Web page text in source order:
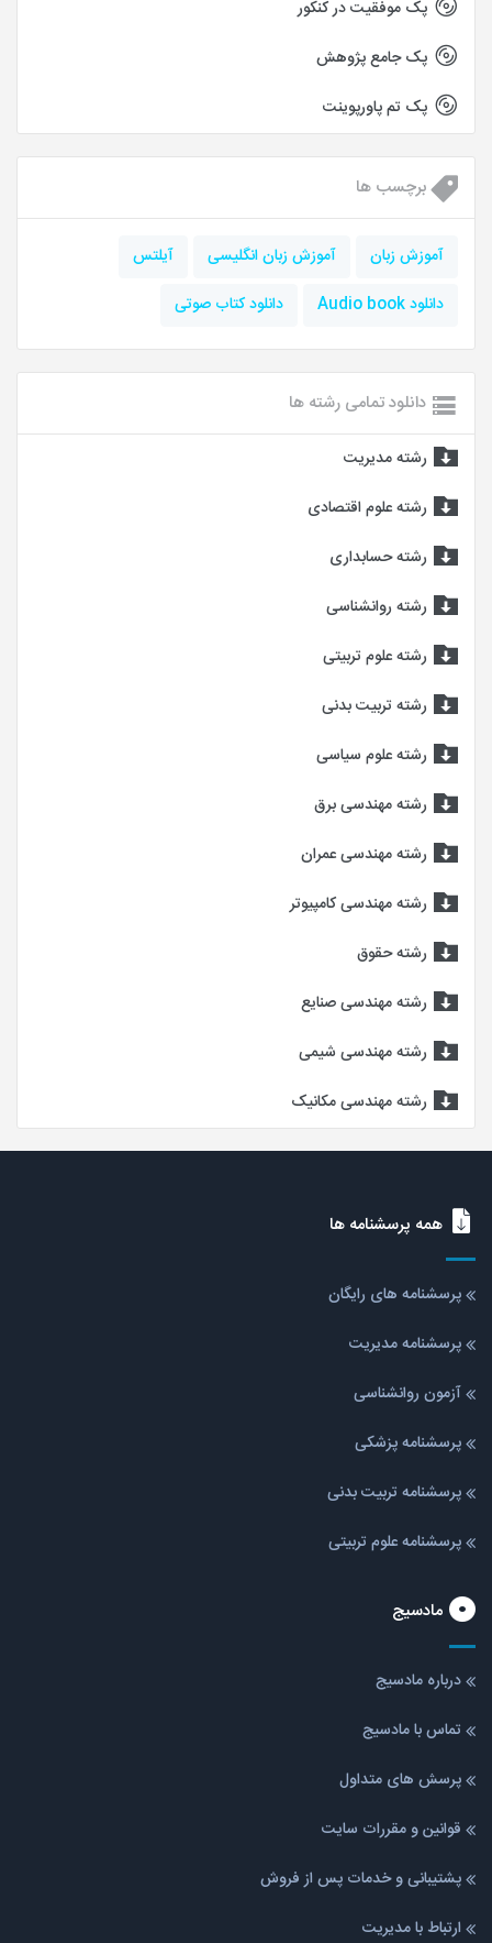
پک موفقیت در کنکور
پک جامع پژوهش
پک تم پاورپوینت
برچسب ها
آموزش زبان آموزش زبان انگلیسی
آیلتس
دانلود Audio book
دانلود کتاب صوتی
دانلود تمامی رشته ها
رشته مدیریت
رشته علوم اقتصادی
رشته حسابداری
رشته روانشناسی
رشته علوم تربیتی
رشته تربیت بدنی
رشته علوم سیاسی
رشته مهندسی برق
رشته مهندسی عمران
رشته مهندسی کامپیوتر
رشته حقوق
رشته مهندسی صنایع
رشته مهندسی شیمی
رشته مهندسی مکانیک
همه پرسشنامه ها
پرسشنامه های رایگان
پرسشنامه مدیریت
آزمون روانشناسی
پرسشنامه پزشکی
پرسشنامه تربیت بدنی
پرسشنامه علوم تربیتی
مادسیج
درباره مادسیج
تماس با مادسیج
پرسش های متداول
قوانین و مقررات سایت
پشتیبانی و خدمات پس از فروش
ارتباط با مدیریت